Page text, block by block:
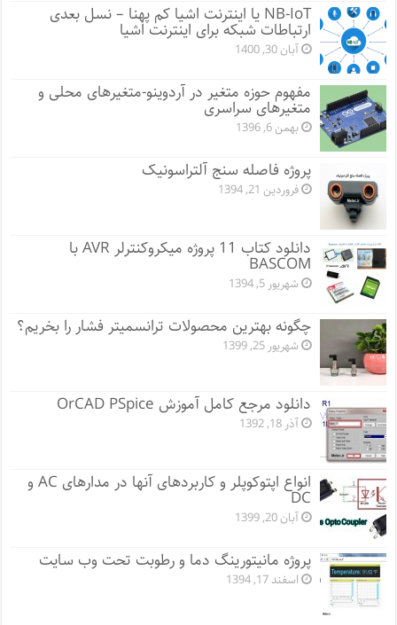
NB-IoT یا اینترنت اشیا کم پهنا – نسل بعدی
ارتباطات شبکه برای اینترنت اشیا
آبان 30, 1400
مفهوم حوزه متغیر در آردوینو-متغیرهای محلی و
متغیرهای سراسری
بهمن 6, 1396
پروژه فاصله سنج آلتراسونیک
فروردین 21, 1394
دانلود کتاب 11 پروژه میکروکنترلر AVR با
BASCOM
شهریور 5, 1394
چگونه بهترین محصولات ترانسمیتر فشار را بخریم؟
شهریور 25, 1399
دانلود مرجع کامل آموزش OrCAD PSpice
آذر 18, 1392
انواع اپتوکوپلر و کاربردهای آنها در مدارهای AC و
DC
آبان 20, 1399
پروژه مانيتورينگ دما و رطوبت تحت وب سایت
اسفند 17, 1394